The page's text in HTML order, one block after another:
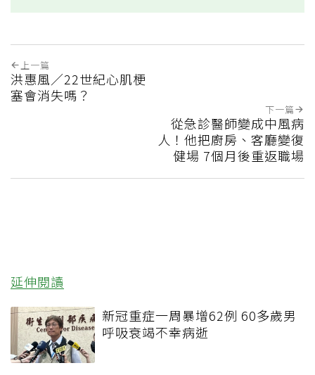
上一篇
洪惠風／22世紀心肌梗
塞會消失嗎？
下一篇
從急診醫師變成中風病
人！他把廚房、客廳變復
健場 7個月後重返職場
延伸閱讀
新冠重症一周暴增62例 60多歲男
呼吸衰竭不幸病逝